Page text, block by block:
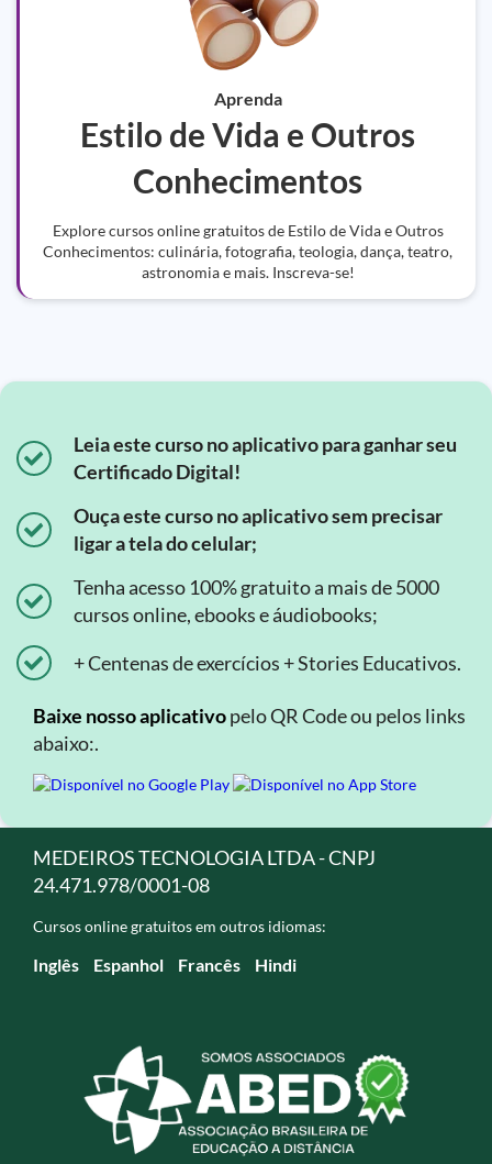
Aprenda
Estilo de Vida e Outros
Conhecimentos
Explore cursos online gratuitos de Estilo de Vida e Outros
Conhecimentos: culinária, fotografia, teologia, dança, teatro,
astronomia e mais. Inscreva-se!
Leia este curso no aplicativo para ganhar seu
Certificado Digital!
Ouça este curso no aplicativo sem precisar
ligar a tela do celular;
Tenha acesso 100% gratuito a mais de 5000
cursos online, ebooks e áudiobooks;
+ Centenas de exercícios + Stories Educativos.
Baixe nosso aplicativopelo QR Code ou pelos links
abaixo:.
MEDEIROS TECNOLOGIA LTDA - CNPJ
24.471.978/0001-08
Cursos online gratuitos em outros idiomas:
Inglês Espanhol Francês Hindi